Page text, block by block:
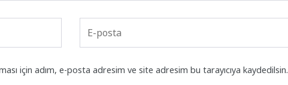
için adım, e-posta adresim ve site adresim bu tarayıcıya kaydedilsin.